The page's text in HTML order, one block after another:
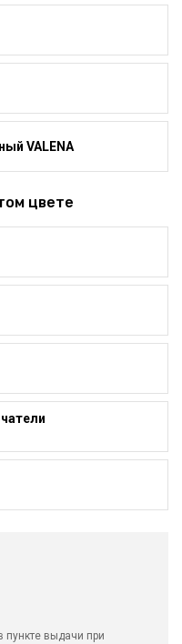
VALENA
цвете
пункте выдачи при